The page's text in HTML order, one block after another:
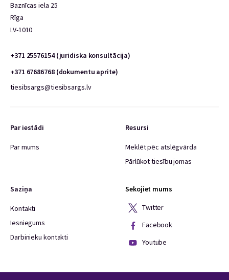
Baznīcas iela 25
Rīga
LV-1010
+371 25576154 (juridiska konsultācija)
+371 67686768 (dokumentu aprite)
tiesibsargs@tiesibsargs.lv
Par iestādi
Par mums
Resursi
Meklēt pēc atslēgvārda
Pārlūkot tiesību jomas
Saziņa
Kontakti
Iesniegums
Darbinieku kontakti
Sekojiet mums
Twitter
Facebook
Youtube